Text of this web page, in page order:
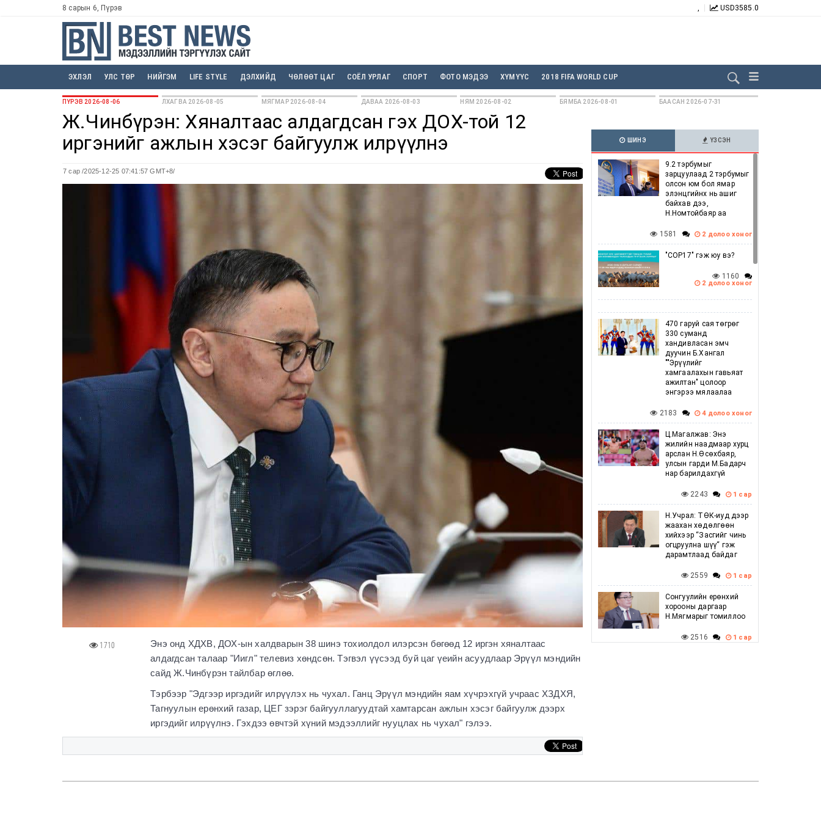
8 сарын 6, Пүрэв , USD3585.0
ЭХЛЭЛ УЛС ТӨР НИЙГЭМ LIFE STYLE ДЭЛХИЙД ЧӨЛӨӨТ ЦАГ СОЁЛ УРЛАГ СПОРТ ФОТО МЭДЭЭ ХҮМҮҮС 2018 FIFA WORLD CUP
ПҮРЭВ 2026-08-06 ЛХАГВА 2026-08-05 МЯГМАР 2026-08-04 ДАВАА 2026-08-03 НЯМ 2026-08-02 БЯМБА 2026-08-01 БААСАН 2026-07-31
Ж.Чинбүрэн: Хяналтаас алдагдсан гэх ДОХ-той 12
иргэнийг ажлын хэсэг байгуулж илрүүлнэ
7 сар/2025-12-25 07:41:57 GMT+8/
1710
Энэ онд ХДХВ, ДОХ-ын халдварын 38 шинэ тохиолдол илэрсэн бөгөөд 12 иргэн хяналтаас
алдагдсан талаар "Иигл" телевиз хөндсөн. Тэгвэл үүсээд буй цаг үеийн асуудлаар Эрүүл мэндийн
сайд Ж.Чинбүрэн тайлбар өглөө.
Тэрбээр "Эдгээр иргэдийг илрүүлэх нь чухал. Ганц Эрүүл мэндийн яам хүчрэхгүй учраас ХЗДХЯ,
Тагнуулын ерөнхий газар, ЦЕГ зэрэг байгууллагуудтай хамтарсан ажлын хэсэг байгуулж дээрх
иргэдийг илрүүлнэ. Гэхдээ өвчтэй хүний мэдээллийг нууцлах нь чухал" гэлээ.
ШИНЭ ҮЗСЭН
9.2 тэрбумыг
зарцуулаад 2 тэрбумыг
олсон юм бол ямар
элэнцгийнх нь ашиг
байхав дээ,
Н.Номтойбаяр аа
1581 2 долоо хоног
"COP17" гэж юу вэ?
1160
2 долоо хоног
470 гаруй сая төгрөг
330 суманд
хандивласан эмч
дуучин Б.Хангал
""Эрүүлийг
хамгаалахын гавьяат
ажилтан" цолоор
энгэрээ мялаалаа
2183 4 долоо хоног
Ц.Магалжав: Энэ
жилийн наадмаар хурц
арслан Н.Өсөхбаяр,
улсын гарди М.Бадарч
нар барилдахгүй
2243 1 сар
Н.Учрал: ТӨК-иуд дээр
жаахан хөдөлгөөн
хийхээр “Засгийг чинь
огцруулна шүү“ гэж
дарамтлаад байдаг
2559 1 сар
Сонгуулийн ерөнхий
хорооны даргаар
Н.Мягмарыг томиллоо
2516 1 сар
2623 1 сар